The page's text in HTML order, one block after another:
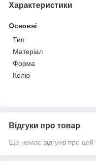
Характеристики
Основні
Тип
Матеріал
Форма
Колір
Відгуки про товар
Ще немає відгуків про цей